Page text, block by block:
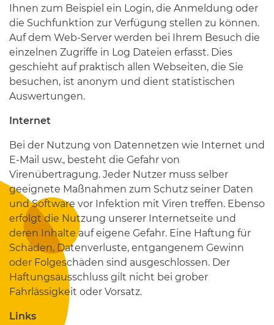
Ihnen zum Beispiel ein Login, die Anmeldung oder
die Suchfunktion zur Verfügung stellen zu können.
Auf dem Web-Server werden bei Ihrem Besuch die
einzelnen Zugriffe in Log Dateien erfasst. Dies
geschieht auf praktisch allen Webseiten, die Sie
besuchen, ist anonym und dient statistischen
Auswertungen.
Internet
Bei der Nutzung von Datennetzen wie Internet und
E-Mail usw., besteht die Gefahr von
Virenübertragung. Jeder Nutzer muss selber
geeignete Maßnahmen zum Schutz seiner Daten
und Software vor Infektion mit Viren treffen. Ebenso
erfolgt die Nutzung unserer Internetseite und
deren Inhalte auf eigene Gefahr. Eine Haftung für
Schäden, Datenverluste, entgangenem Gewinn
oder Folgeschäden sind ausgeschlossen. Der
Haftungsausschluss gilt nicht bei grober
Fahrlässigkeit oder Vorsatz.
Links